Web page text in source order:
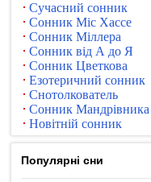
Сучасний сонник
Сонник Міс Хассе
Сонник Міллера
Сонник від А до Я
Сонник Цветкова
Езотеричний сонник
Снотолкователь
Сонник Мандрівника
Новітній сонник
Популярні сни